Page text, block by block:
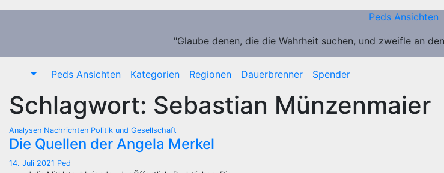
Zum
Peds Ansichten
"Glaube denen, die die Wahrheit suchen, und zweifle an
Peds Ansichten Kategorien Regionen Dauerbrenner Spender
Schlagwort: Sebastian Münzenmaier
Analysen Nachrichten Politik und Gesellschaft
Die Quellen der Angela Merkel
14. Juli 2021 Ped